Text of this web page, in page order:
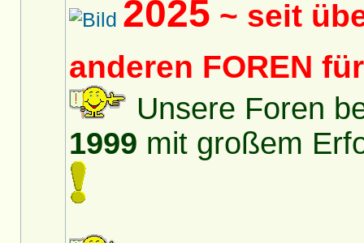
2025 ~ seit
anderen FOREN
Unsere Foren
1999 mit großem